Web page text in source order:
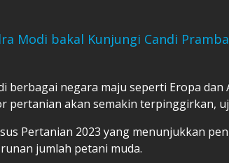
Modi bakal Kunjungi Candi
berbagai negara maju seperti Eropa dan
pertanian akan semakin terpinggirkan,
Pertanian 2023 yang menunjukkan
jumlah petani muda.